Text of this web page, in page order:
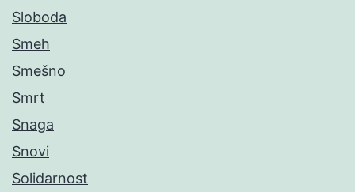
Sloboda
Smeh
Smešno
Smrt
Snaga
Snovi
Solidarnost